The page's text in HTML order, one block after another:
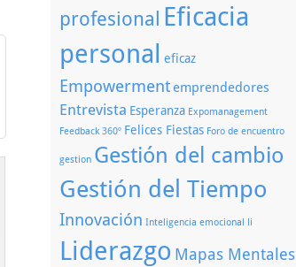
profesional Eficacia
personal
eficaz
Empowermentemprendedores
Entrevista Esperanza Expomanagement
Feedback 360º Felices Fiestas Foro de encuentro
gestion Gestión del cambio
Gestión del Tiempo
Innovación Inteligencia emocional li
Liderazgo Mapas Mentales